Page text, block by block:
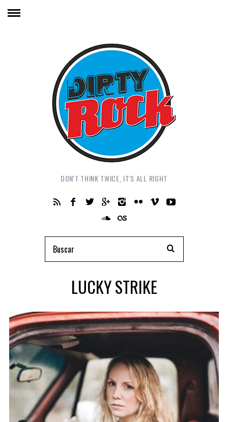
DON'T THINK TWICE, IT'S ALL RIGHT
LUCKY STRIKE